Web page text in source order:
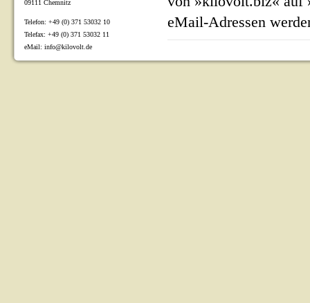
eMail-Adressen
09111 Chemnitz
Telefon: +49 (0) 371 53032 10
Telefax: +49 (0) 371 53032 11
eMail: info@kilovolt.de